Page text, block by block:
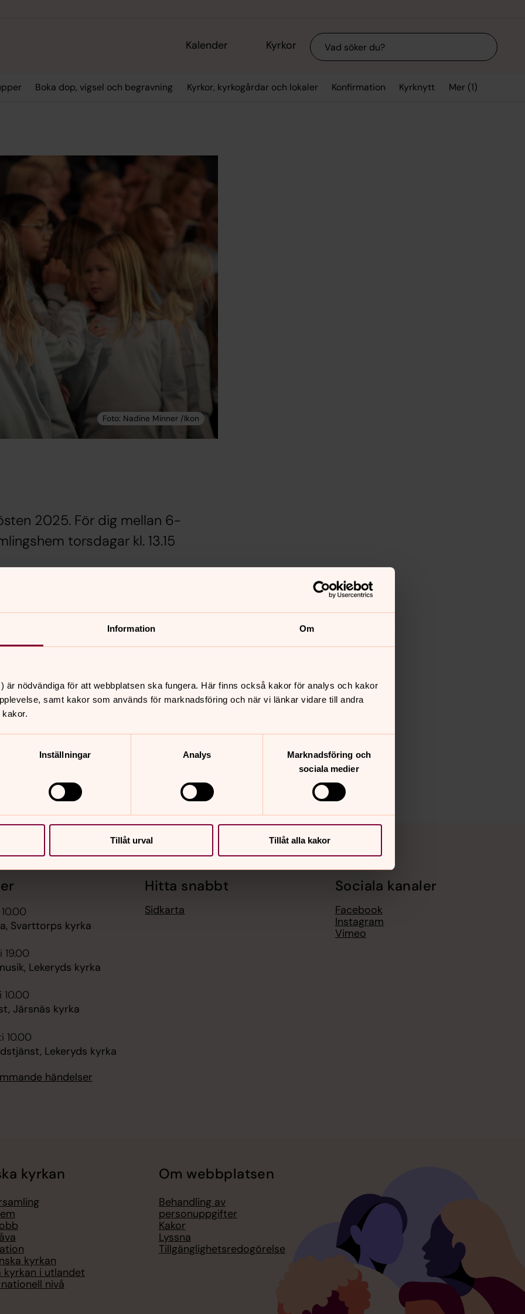
Information Om
är nödvändiga för att webbplatsen ska fungera. Här finns också kakor för analys och kakor
samt kakor som används för marknadsföring och när vi länkar vidare till andra
Inställningar Analys
Marknadsföring och
sociala medier
Tillåt urval Tillåt alla kakor
Kalender Kyrkor Sök
Boka dop, vigsel och begravning Kyrkor, kyrkogårdar och lokaler Konfirmation Kyrknytt Mer (1)
2025. För dig mellan 6-
torsdagar kl. 13.15
Varje termin gör vi ett större
med andra körer. Mellanmål
gäng!
Svarttorps kyrka
19.00
Lekeryds kyrka
10.00
Järsnäs kyrka
10.00
Lekeryds kyrka
händelser
Hitta snabbt
Sidkarta
Sociala kanaler
Facebook
Instagram
Vimeo
kyrkan
kyrkan
kyrkan i utlandet
nivå
Om webbplatsen
Behandling av
personuppgifter
Kakor
Lyssna
Tillgänglighetsredogörelse